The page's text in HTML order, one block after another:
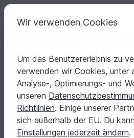
Deine kreativen Ideen
Deutsch | € (EUR)
Startseite Stricken Damen
Zopf-Rippenpulli mit
Zopf-Rippenpulli mit
Wir verwenden Cookies
Um das Benutzererlebnis zu
verwenden wir Cookies, unter
Analyse-, Optimierungs- und
unseren
Richtlinien. Einige unserer
sich außerhalb der EU. Du
Einstellungen jederzeit ändern.